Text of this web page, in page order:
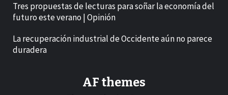
Tres propuestas de lecturas para soñar la economía del
futuro este verano | Opinión
La recuperación industrial de Occidente aún no parece
duradera
AF themes